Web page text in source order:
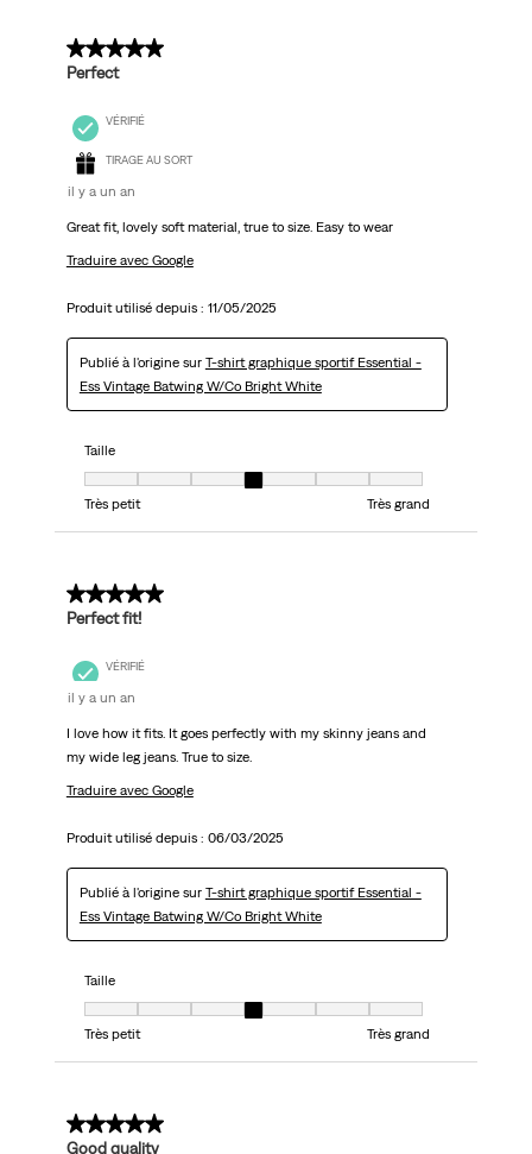
5 sur 5 étoiles.
Perfect
VÉRIFIÉ
TIRAGE AU SORT
il y a un an
Great fit, lovely soft material, true to size. Easy to wear
Traduire avec Google
Produit utilisé depuis : 11/05/2025
Publié à l'origine sur T-shirt graphique sportif Essential -
Ess Vintage Batwing W/Co Bright White
Taille
Taille, 4 sur 7, où 1 est égal à Très petit et 7 est égal à Très grand
Très petit
Très grand
5 sur 5 étoiles.
Perfect fit!
VÉRIFIÉ
il y a un an
I love how it fits. It goes perfectly with my skinny jeans and
my wide leg jeans. True to size.
Traduire avec Google
Produit utilisé depuis : 06/03/2025
Publié à l'origine sur T-shirt graphique sportif Essential -
Ess Vintage Batwing W/Co Bright White
Taille
Taille, 4 sur 7, où 1 est égal à Très petit et 7 est égal à Très grand
Très petit
Très grand
5 sur 5 étoiles.
Good quality